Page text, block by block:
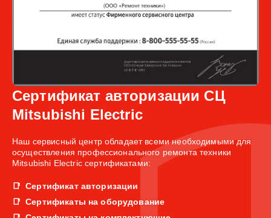
Сертификат авторизации СЦ
Mitsubishi Electric
Наш сервисный центр обладает всеми необходимыми для
осуществления профессионального ремонта техники
Mitsubishi Electric сертификатами:
Сертификат авторизации
Сертификаты на оборудование